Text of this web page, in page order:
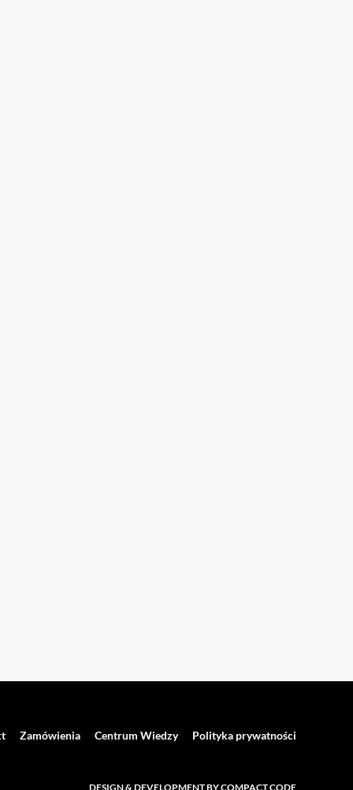
Zamówienia Centrum Wiedzy Polityka prywatności
DESIGN & DEVELOPMENT BY COMPACT CODE